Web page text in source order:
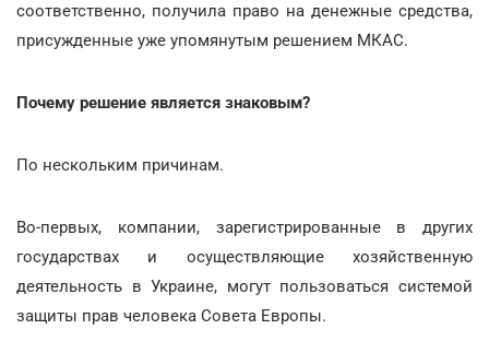
соответственно, получила право на денежные средства,
присужденные уже упомянутым решением МКАС.
Почему решение является знаковым?
По нескольким причинам.
Во-первых, компании, зарегистрированные в других
государствах и осуществляющие хозяйственную
деятельность в Украине, могут пользоваться системой
защиты прав человека Совета Европы.